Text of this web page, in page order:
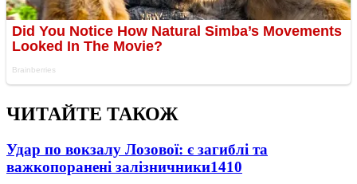
ЧИТАЙТЕ ТАКОЖ
Удар по вокзалу Лозової: є загиблі та
важкопоранені залізничники1410